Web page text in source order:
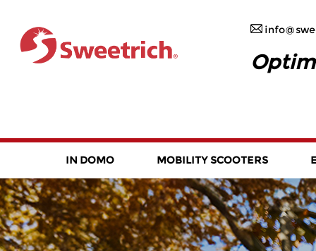
IN DOMO MOBILITY SCOOTERS